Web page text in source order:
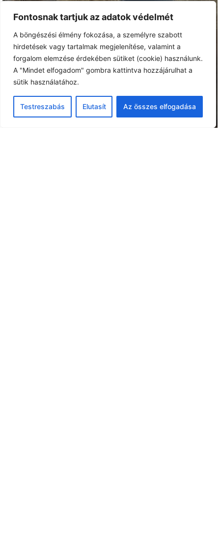
Fontosnak tartjuk az adatok védelmét
A böngészési élmény fokozása, a személyre szabott
hirdetések vagy tartalmak megjelenítése, valamint a
forgalom elemzése érdekében sütiket (cookie) használunk.
A "Mindet elfogadom" gombra kattintva hozzájárulhat a
sütik használatához.
Testreszabás Elutasít Az összes elfogadása